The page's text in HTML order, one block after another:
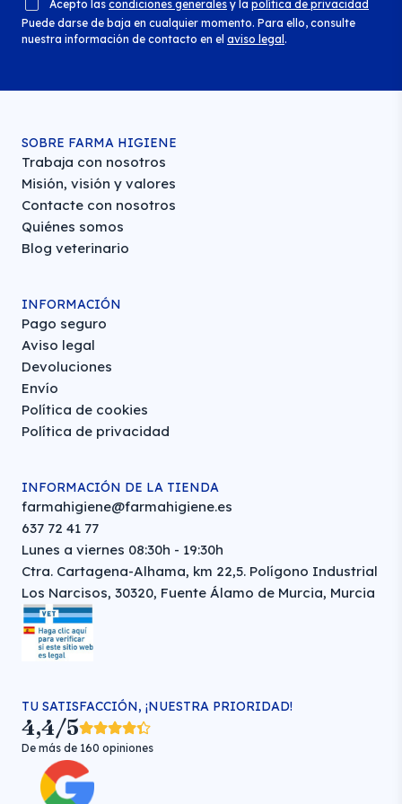
Acepto las condiciones generales y la política de privacidad
Puede darse de baja en cualquier momento. Para ello, consulte
nuestra información de contacto en el aviso legal .
SOBRE FARMA HIGIENE
Trabaja con nosotros
Misión, visión y valores
Contacte con nosotros
Quiénes somos
Blog veterinario
INFORMACIÓN
Pago seguro
Aviso legal
Devoluciones
Envío
Política de cookies
Política de privacidad
INFORMACIÓN DE LA TIENDA
farmahigiene@farmahigiene.es
637 72 41 77
Lunes a viernes 08:30h - 19:30h
Ctra. Cartagena-Alhama, km 22,5. Polígono Industrial
Los Narcisos, 30320, Fuente Álamo de Murcia, Murcia
TU SATISFACCIÓN, ¡NUESTRA PRIORIDAD!
4,4/5
De más de 160 opiniones